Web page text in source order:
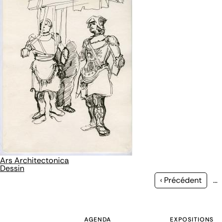
Ars Architectonica
Dessin
Page
‹ Précédent …
AGENDA EXPOSITIONS